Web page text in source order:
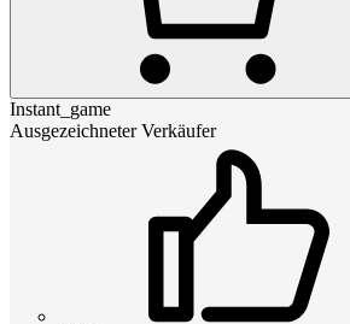
Instant_game
Ausgezeichneter Verkäufer